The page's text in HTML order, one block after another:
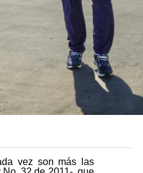
vez son más las